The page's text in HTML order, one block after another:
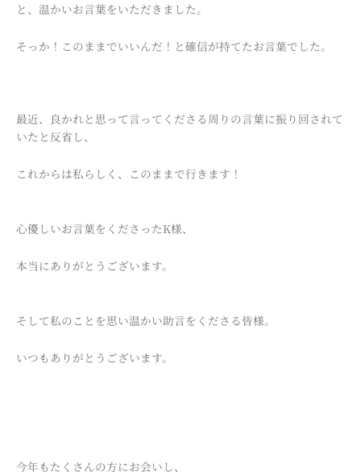
と、温かいお言葉をいただきました。
そっか！このままでいいんだ！と確信が持てたお言葉でした。
最近、良かれと思って言ってくださる周りの言葉に振り回されて
いたと反省し、
これからは私らしく、このままで行きます！
心優しいお言葉をくださったK様、
本当にありがとうございます。
そして私のことを思い温かい助言をくださる皆様。
いつもありがとうございます。
今年もたくさんの方にお会いし、